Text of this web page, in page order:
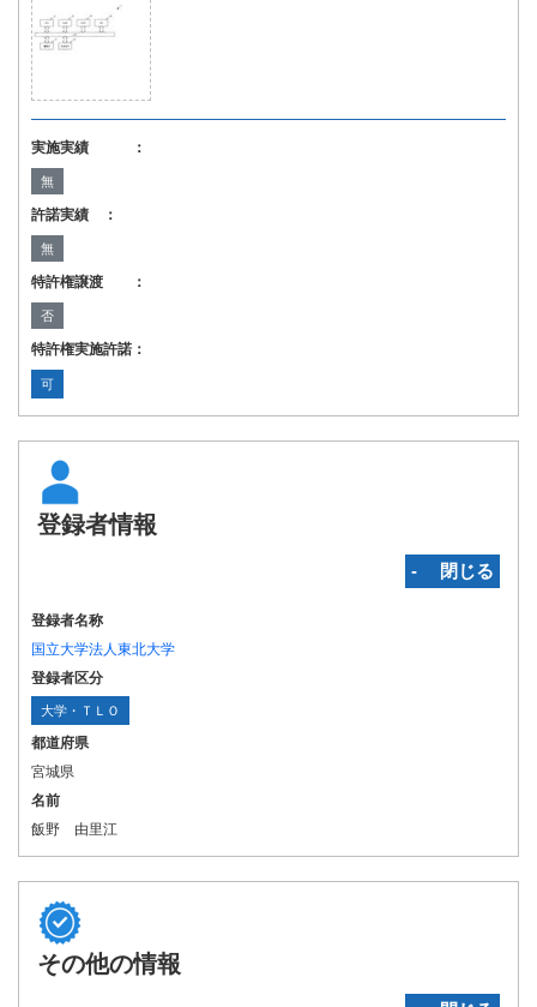
実施実績 ：
無
許諾実績 ：
無
特許権譲渡 ：
否
特許権実施許諾：
可
登録者情報
‐ 閉じる
登録者名称
国立大学法人東北大学
登録者区分
大学・ＴＬＯ
都道府県
宮城県
名前
飯野 由里江
その他の情報